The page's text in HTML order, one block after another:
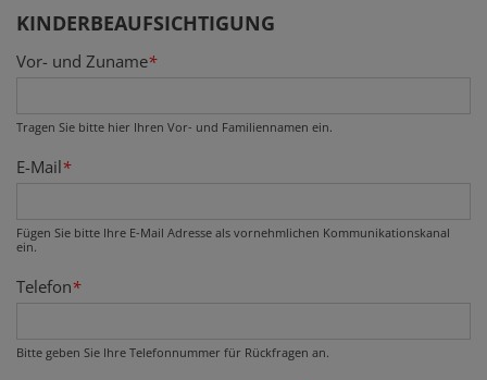
URL
Verification code
Security token
KINDERBEAUFSICHTIGUNG
Vor- und Zuname*
Tragen Sie bitte hier Ihren Vor- und Familiennamen ein.
E-Mail*
Fügen Sie bitte Ihre E-Mail Adresse als vornehmlichen Kommunikationskanal
ein.
Telefon*
Bitte geben Sie Ihre Telefonnummer für Rückfragen an.